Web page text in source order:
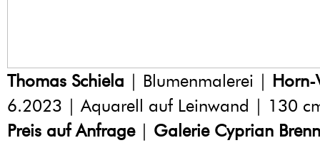
Thomas Schiela | Blumenmalerei | Horn-
6.2023 | Aquarell auf Leinwand | 130
Preis auf Anfrage | Galerie Cyprian